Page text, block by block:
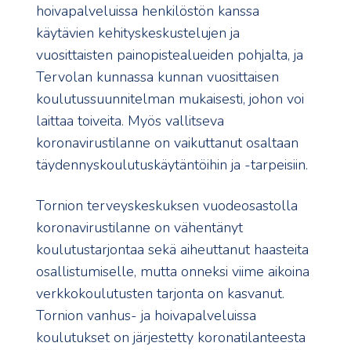
hoivapalveluissa henkilöstön kanssa
käytävien kehityskeskustelujen ja
vuosittaisten painopistealueiden pohjalta, ja
Tervolan kunnassa kunnan vuosittaisen
koulutussuunnitelman mukaisesti, johon voi
laittaa toiveita. Myös vallitseva
koronavirustilanne on vaikuttanut osaltaan
täydennyskoulutuskäytäntöihin ja -tarpeisiin.
Tornion terveyskeskuksen vuodeosastolla
koronavirustilanne on vähentänyt
koulutustarjontaa sekä aiheuttanut haasteita
osallistumiselle, mutta onneksi viime aikoina
verkkokoulutusten tarjonta on kasvanut.
Tornion vanhus- ja hoivapalveluissa
koulutukset on järjestetty koronatilanteesta